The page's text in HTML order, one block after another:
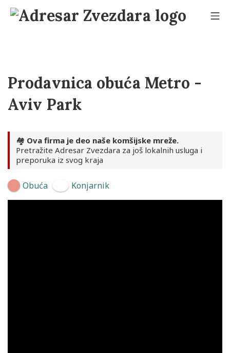
Prodavnica obuća Metro -
Aviv Park
🏘️ Ova firma je deo naše komšijske mreže.
Pretražite Adresar Zvezdara za još lokalnih usluga i
preporuka iz svog kraja
Obuća Konjarnik